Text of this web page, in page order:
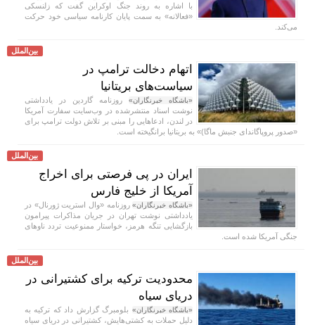
با اشاره به روند جنگ اوکراین گفت که زلنسکی
«فعالانه» به سمت پایان کارنامه سیاسی خود حرکت
می‌کند.
بین‌الملل
اتهام دخالت ترامپ در
سیاست‌های بریتانیا
«باشگاه خبرنگاران» روزنامه گاردین در یادداشتی
نوشت اسناد منتشرشده در وب‌سایت سفارت آمریکا
در لندن، ادعا‌هایی را مبنی بر تلاش دولت ترامپ برای
«صدور پروپاگاندای جنبش ماگا)» به بریتانیا برانگیخته است.
بین‌الملل
ایران در پی فرصتی برای اخراج
آمریکا از خلیج فارس
«باشگاه خبرنگاران»روزنامه «وال استریت ژورنال» در
یادداشتی نوشت تهران در جریان مذاکرات پیرامون
بازگشایی تنگه هرمز، خواستار ممنوعیت تردد ناو‌های
جنگی آمریکا شده است.
بین‌الملل
محدودیت ترکیه برای کشتیرانی در
دریای سیاه
«باشگاه خبرنگاران» بلومبرگ گزارش داد که ترکیه به
دلیل حملات به کشتی‌هایش، کشتیرانی در دریای سیاه